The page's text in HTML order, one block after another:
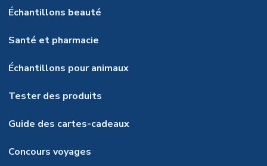
Échantillons beauté
Santé et pharmacie
Échantillons pour animaux
Tester des produits
Guide des cartes-cadeaux
Concours voyages